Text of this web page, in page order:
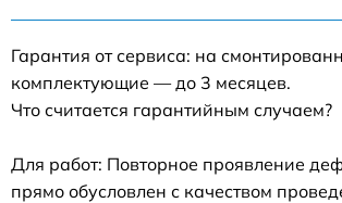
Гарантия от сервиса: на
комплектующие — до 3 месяцев.
Что считается гарантийным случаем?
Для работ: Повторное проявление
прямо обусловлен с качеством